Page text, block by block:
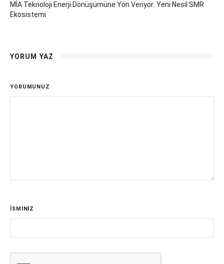
MİA Teknoloji Enerji Dönüşümüne Yön Veriyor: Yeni Nesil SMR
Ekosistemi
YORUM YAZ
YORUMUNUZ
İSMİNİZ